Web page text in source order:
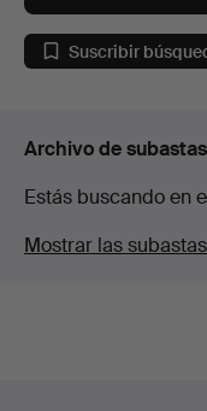
Suscribir
Archivo de subastas
Estás buscando en
Mostrar las